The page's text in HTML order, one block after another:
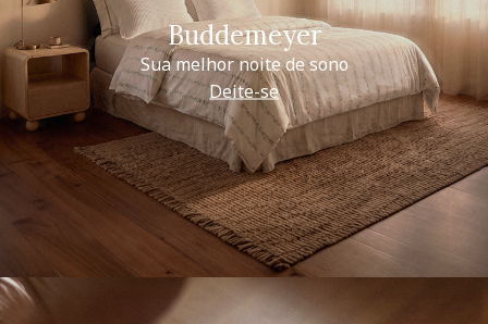
Buddemeyer
Sua melhor noite de sono
Deite-se